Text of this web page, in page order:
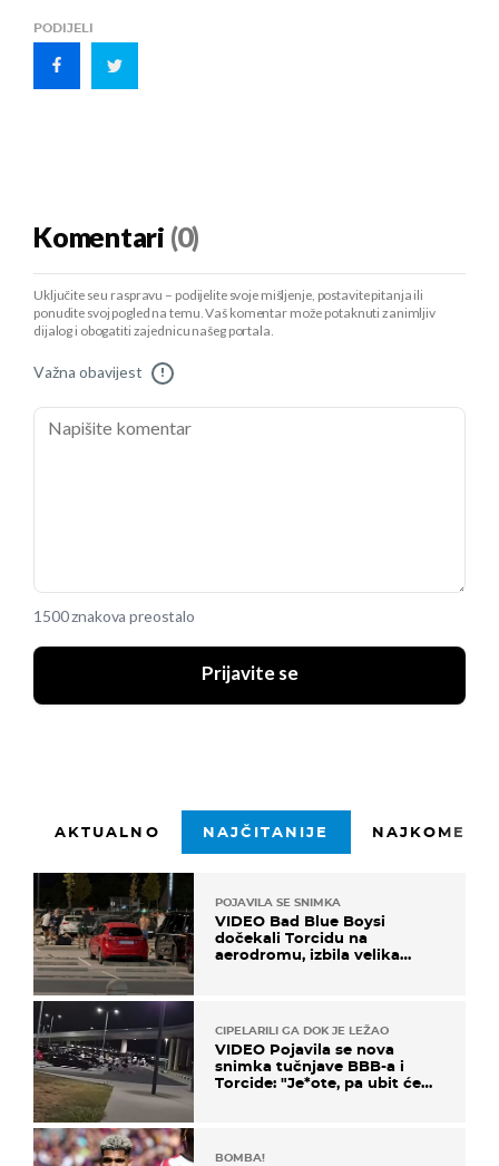
PODIJELI
Komentari (0)
Uključite se u raspravu – podijelite svoje mišljenje, postavite pitanja ili
ponudite svoj pogled na temu. Vaš komentar može potaknuti zanimljiv
dijalog i obogatiti zajednicu našeg portala.
Važna obavijest !
1500 znakova preostalo
Prijavite se
AKTUALNO NAJČITANIJE
POJAVILA SE SNIMKA
VIDEO Bad Blue Boysi
dočekali Torcidu na
aerodromu, izbila velika
CIPELARILI GA DOK JE LEŽAO
VIDEO Pojavila se nova
snimka tučnjave BBB-a i
Torcide: "Je*ote, pa ubit će
BOMBA!